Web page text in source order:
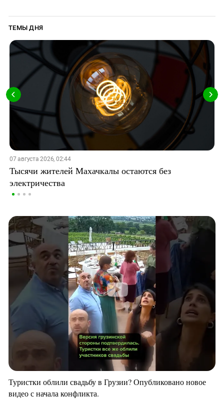
ТЕМЫ ДНЯ
07 августа 2026, 02:44
Тысячи жителей Махачкалы остаются без
электричества
Туристки облили свадьбу в Грузии? Опубликовано новое
видео с начала конфликта.